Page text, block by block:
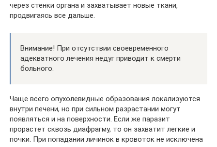
через стенки органа и захватывает новые ткани,
продвигаясь все дальше.
Внимание! При отсутствии своевременного
адекватного лечения недуг приводит к смерти
больного.
Чаще всего опухолевидные образования локализуются
внутри печени, но при сильном разрастании могут
появляться и на поверхности. Если же паразит
прорастет сквозь диафрагму, то он захватит легкие и
почки. При попадании личинок в кровоток не исключена